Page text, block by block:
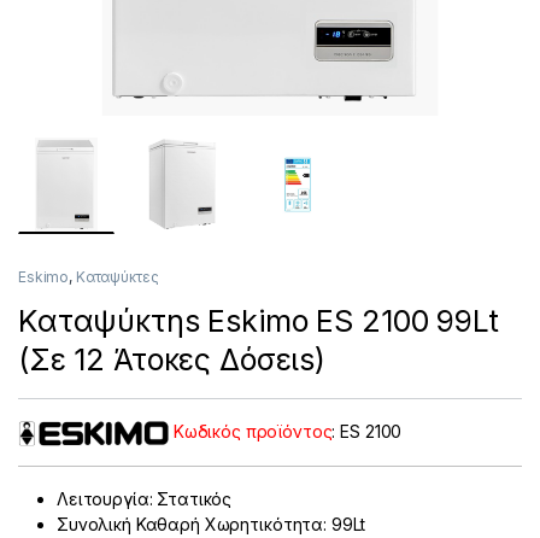
Eskimo, Καταψύκτες
Καταψύκτηs Eskimo ES 2100 99Lt
(Σε 12 Άτοκες Δόσειs)
Κωδικός προϊόντος:ES 2100
Λειτουργία: Στατικός
Συνολική Καθαρή Χωρητικότητα: 99Lt